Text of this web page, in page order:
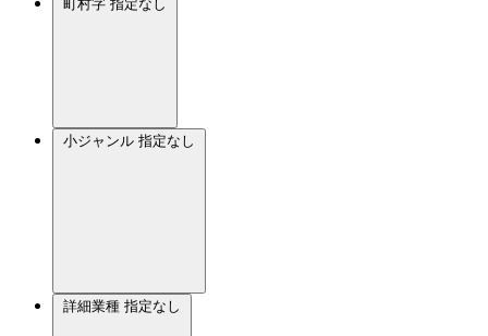
町村字 指定なし
小ジャンル 指定なし
詳細業種 指定なし